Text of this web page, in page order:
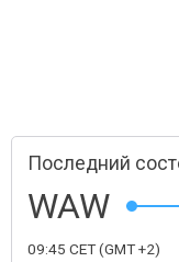
Последний
WAW
09:45 CET(GMT +2)